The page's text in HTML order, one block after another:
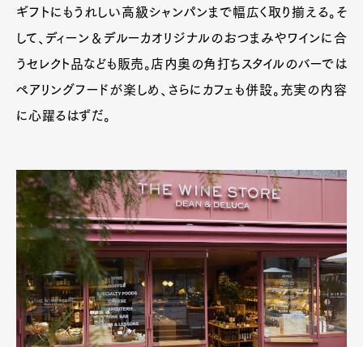
ギフトにもうれしい高級シャンパンまで幅広く取り揃える。そ
して、ディーン＆デルーカオリジナルのおつまみやワインに合
うセレクト品なども販売。店内奥の角打ちスタイルのバーでは
ぺアリングフードが楽しめ、さらにカフェも併設。充実の内容
に心躍るはずだ。